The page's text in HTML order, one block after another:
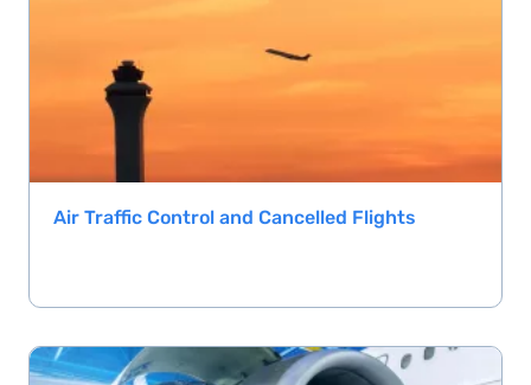
Air Traffic Control and Cancelled Flights